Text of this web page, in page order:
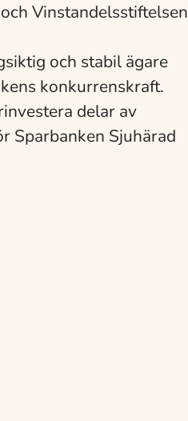
Vinstandelsstiftelsen
och stabil ägare
konkurrenskraft.
delar av
Sparbanken Sjuhärad